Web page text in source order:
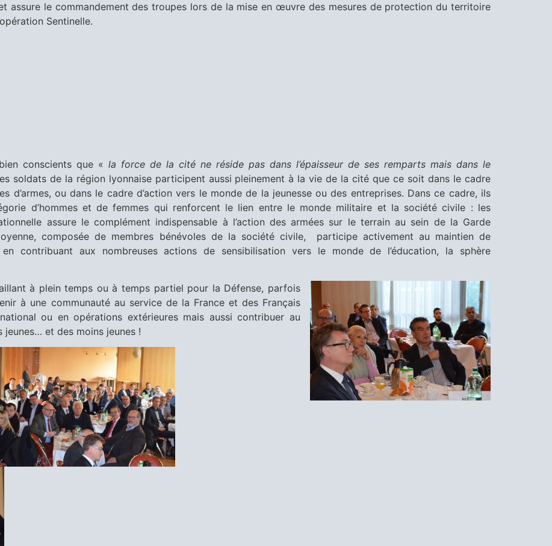
assure le commandement des troupes lors de la mise en œuvre des mesures de protection du territoire
Sentinelle.
conscients que « la force de la cité ne réside pas dans l’épaisseur de ses remparts mais dans le
soldats de la région lyonnaise participent aussi pleinement à la vie de la cité que ce soit dans le cadre
d’armes, ou dans le cadre d’action vers le monde de la jeunesse ou des entreprises. Dans ce cadre, ils
d’hommes et de femmes qui renforcent le lien entre le monde militaire et la société civile : les
assure le complément indispensable à l’action des armées sur le terrain au sein de la Garde
composée de membres bénévoles de la société civile, participe activement au maintien de
contribuant aux nombreuses actions de sensibilisation vers le monde de l’éducation, la sphère
à plein temps ou à temps partiel pour la Défense, parfois
à une communauté au service de la France et des Français
ou en opérations extérieures mais aussi contribuer au
jeunes… et des moins jeunes !